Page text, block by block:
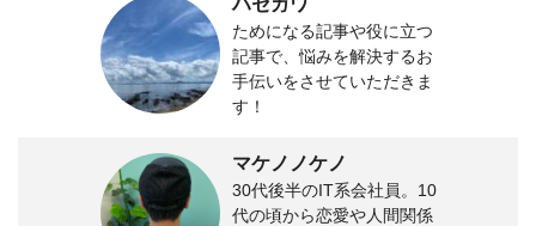
ためになる記事や役に立つ
記事で、悩みを解決するお
手伝いをさせていただきま
す！
マケノノケノ
30代後半のIT系会社員。10
代の頃から恋愛や人間関係